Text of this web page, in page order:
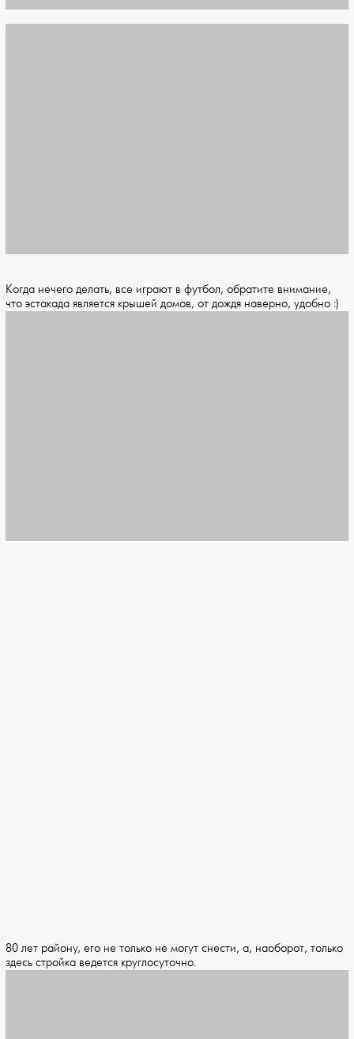
Когда нечего делать, все играют в футбол, обратите внимание,
что эстакада является крышей домов, от дождя наверно, удобно :)
80 лет району, его не только не могут снести, а, наоборот, только
здесь стройка ведется круглосуточно.